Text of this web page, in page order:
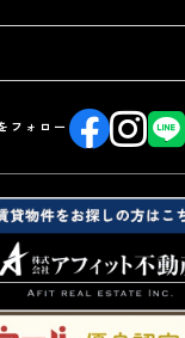
フォロー